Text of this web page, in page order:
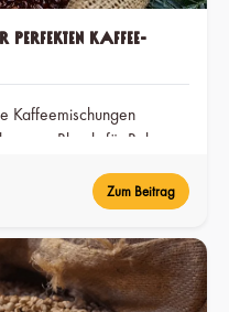
perfekten Kaffee-
Kaffeemischungen
Blends für Balance,
Zum Beitrag